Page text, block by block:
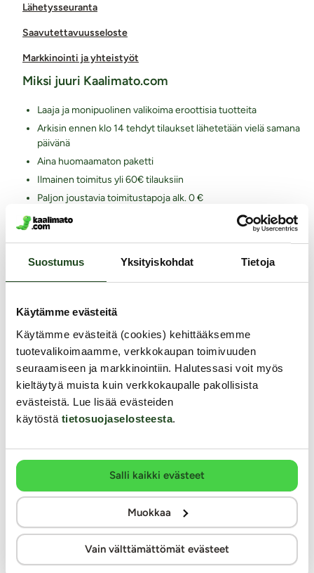
Suostumus Yksityiskohdat Tietoja
Käytämme evästeitä
Käytämme evästeitä (cookies) kehittääksemme
tuotevalikoimaamme, verkkokaupan toimivuuden
seuraamiseen ja markkinointiin. Halutessasi voit myös
kieltäytyä muista kuin verkkokaupalle pakollisista
evästeistä. Lue lisää evästeiden
käytöstä tietosuojaselosteesta.
Salli kaikki evästeet
Muokkaa
Vain välttämättömät evästeet
Lähetysseuranta
Saavutettavuusseloste
Markkinointi ja yhteistyöt
Miksi juuri Kaalimato.com
Laaja ja monipuolinen valikoima eroottisia tuotteita
Arkisin ennen klo 14 tehdyt tilaukset lähetetään vielä samana
päivänä
Aina huomaamaton paketti
Ilmainen toimitus yli 60€ tilauksiin
Paljon joustavia toimitustapoja alk. 0 €
Laaja valikoima helppoja maksutapoja
100% kotimainen verkkokauppa
Tilaa uutiskirje
Modernit maksutavat